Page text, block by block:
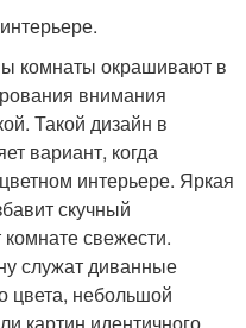
комнаты окрашивают в
внимания
Такой дизайн в
вариант, когда
интерьере. Яркая
скучный
свежести.
служат диванные
цвета, небольшой
картин идентичного